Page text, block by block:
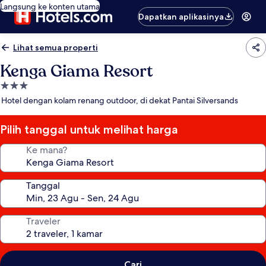
Langsung ke konten utama
Dapatkan aplikasinya
Lihat semua properti
Kenga Giama Resort
Properti
bintang
Hotel dengan kolam renang outdoor, di dekat Pantai Silversands
Pilih tanggal untuk melihat harga
Ke mana?
Tanggal
Traveler